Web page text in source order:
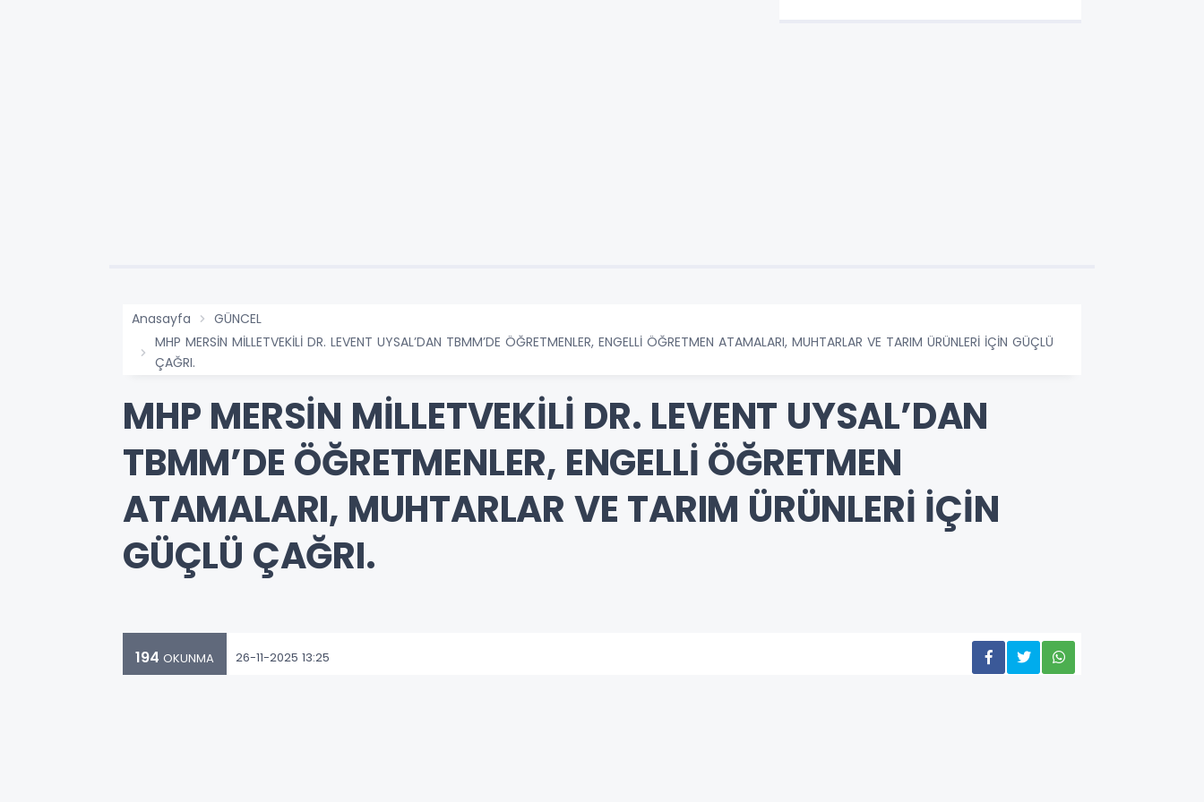
Anasayfa
GÜNCEL
MHP MERSİN MİLLETVEKİLİ DR. LEVENT UYSAL’DAN TBMM’DE ÖĞRETMENLER, ENGELLİ ÖĞRETMEN ATAMALARI, MUHTARLAR VE TARIM ÜRÜNLERİ İÇİN GÜÇLÜ
ÇAĞRI.
MHP MERSİN MİLLETVEKİLİ DR. LEVENT UYSAL’DAN
TBMM’DE ÖĞRETMENLER, ENGELLİ ÖĞRETMEN
ATAMALARI, MUHTARLAR VE TARIM ÜRÜNLERİ İÇİN
GÜÇLÜ ÇAĞRI.
194 OKUNMA 26-11-2025 13:25